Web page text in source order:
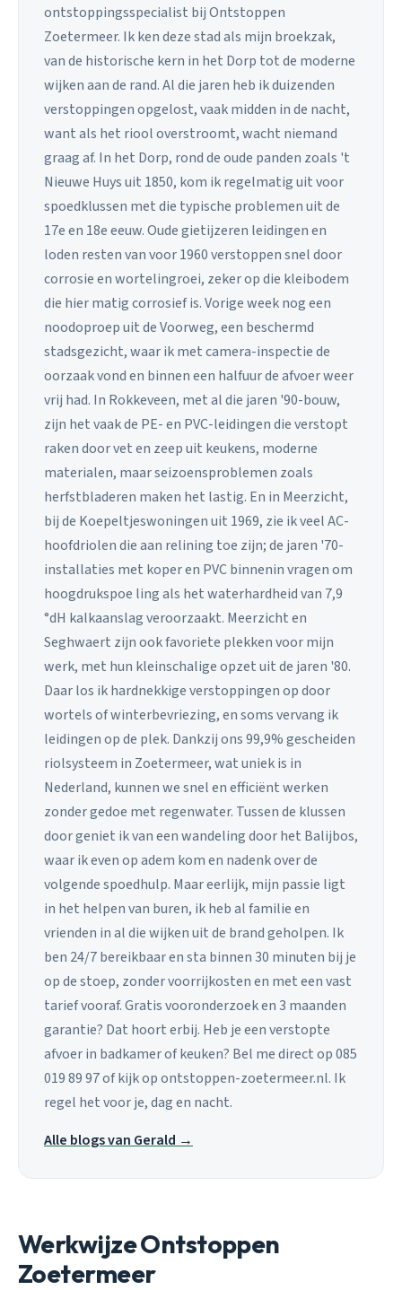
ontstoppingsspecialist bij Ontstoppen
Zoetermeer. Ik ken deze stad als mijn broekzak,
van de historische kern in het Dorp tot de moderne
wijken aan de rand. Al die jaren heb ik duizenden
verstoppingen opgelost, vaak midden in de nacht,
want als het riool overstroomt, wacht niemand
graag af. In het Dorp, rond de oude panden zoals 't
Nieuwe Huys uit 1850, kom ik regelmatig uit voor
spoedklussen met die typische problemen uit de
17e en 18e eeuw. Oude gietijzeren leidingen en
loden resten van voor 1960 verstoppen snel door
corrosie en wortelingroei, zeker op die kleibodem
die hier matig corrosief is. Vorige week nog een
noodoproep uit de Voorweg, een beschermd
stadsgezicht, waar ik met camera-inspectie de
oorzaak vond en binnen een halfuur de afvoer weer
vrij had. In Rokkeveen, met al die jaren '90-bouw,
zijn het vaak de PE- en PVC-leidingen die verstopt
raken door vet en zeep uit keukens, moderne
materialen, maar seizoensproblemen zoals
herfstbladeren maken het lastig. En in Meerzicht,
bij de Koepeltjeswoningen uit 1969, zie ik veel AC-
hoofdriolen die aan relining toe zijn; de jaren '70-
installaties met koper en PVC binnenin vragen om
hoogdrukspoe ling als het waterhardheid van 7,9
°dH kalkaanslag veroorzaakt. Meerzicht en
Seghwaert zijn ook favoriete plekken voor mijn
werk, met hun kleinschalige opzet uit de jaren '80.
Daar los ik hardnekkige verstoppingen op door
wortels of winterbevriezing, en soms vervang ik
leidingen op de plek. Dankzij ons 99,9% gescheiden
riolsysteem in Zoetermeer, wat uniek is in
Nederland, kunnen we snel en efficiënt werken
zonder gedoe met regenwater. Tussen de klussen
door geniet ik van een wandeling door het Balijbos,
waar ik even op adem kom en nadenk over de
volgende spoedhulp. Maar eerlijk, mijn passie ligt
in het helpen van buren, ik heb al familie en
vrienden in al die wijken uit de brand geholpen. Ik
ben 24/7 bereikbaar en sta binnen 30 minuten bij je
op de stoep, zonder voorrijkosten en met een vast
tarief vooraf. Gratis vooronderzoek en 3 maanden
garantie? Dat hoort erbij. Heb je een verstopte
afvoer in badkamer of keuken? Bel me direct op 085
019 89 97 of kijk op ontstoppen-zoetermeer.nl. Ik
regel het voor je, dag en nacht.
Alle blogs van Gerald →
Werkwijze Ontstoppen
Zoetermeer